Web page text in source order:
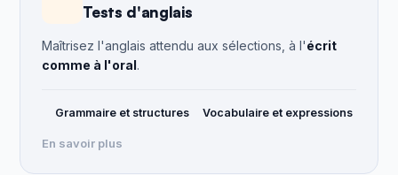
Tests d'anglais
Maîtrisez l'anglais attendu aux sélections, à l'écrit
comme à l'oral.
Grammaire et structures Vocabulaire et expressions
En savoir plus